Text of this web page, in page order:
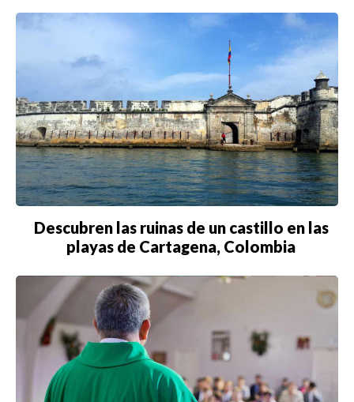
CHICAGO
DUBAI
LAS VEGAS
LISBOA
LOS ÁNGELES
MADRID
MEDELLÍN
MIAMI
MONTREAL
NUEVA YORK
ORLANDO
PARÍS
Descubren las ruinas de un castillo en las
playas de Cartagena, Colombia